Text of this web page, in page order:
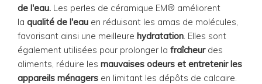
de l'eau. Les perles de céramique EM® améliorent
la qualité de l'eau en réduisant les amas de molécules,
favorisant ainsi une meilleure hydratation. Elles sont
également utilisées pour prolonger la fraîcheurdes
aliments, réduire les mauvaises odeurs et entretenir les
appareils ménagers en limitant les dépôts de calcaire.